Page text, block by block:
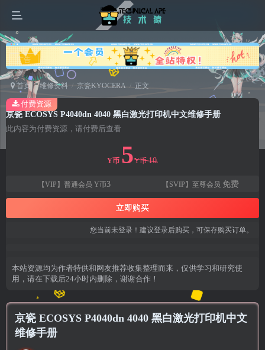
广告
首页 维修资料 京瓷KYOCERA 正文
京瓷 ECOSYS P4040dn 4040 黑白激光打印机中文维修手册
此内容为付费资源，请付费后查看
Y币 5Y币 10
【VIP】普通会员 Y币3 【SVIP】至尊会员 免费
立即购买
您当前未登录！建议登录后购买，可保存购买订单。
本站资源均为作者特供和网友推荐收集整理而来，仅供学习和研究使
用，请在下载后24小时内删除，谢谢合作！
付费资源
京瓷 ECOSYS P4040dn 4040 黑白激光打印机中文
维修手册